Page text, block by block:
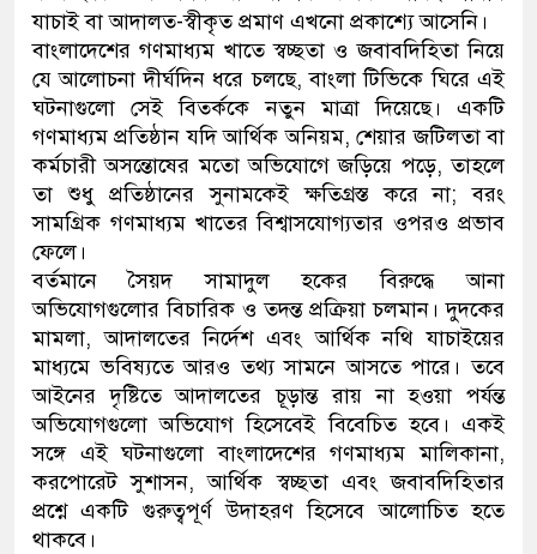
যাচাই বা আদালত-স্বীকৃত প্রমাণ এখনো প্রকাশ্যে আসেনি।
বাংলাদেশের গণমাধ্যম খাতে স্বচ্ছতা ও জবাবদিহিতা নিয়ে
যে আলোচনা দীর্ঘদিন ধরে চলছে, বাংলা টিভিকে ঘিরে এই
ঘটনাগুলো সেই বিতর্ককে নতুন মাত্রা দিয়েছে। একটি
গণমাধ্যম প্রতিষ্ঠান যদি আর্থিক অনিয়ম, শেয়ার জটিলতা বা
কর্মচারী অসন্তোষের মতো অভিযোগে জড়িয়ে পড়ে, তাহলে
তা শুধু প্রতিষ্ঠানের সুনামকেই ক্ষতিগ্রস্ত করে না; বরং
সামগ্রিক গণমাধ্যম খাতের বিশ্বাসযোগ্যতার ওপরও প্রভাব
ফেলে।
বর্তমানে সৈয়দ সামাদুল হকের বিরুদ্ধে আনা
অভিযোগগুলোর বিচারিক ও তদন্ত প্রক্রিয়া চলমান। দুদকের
মামলা, আদালতের নির্দেশ এবং আর্থিক নথি যাচাইয়ের
মাধ্যমে ভবিষ্যতে আরও তথ্য সামনে আসতে পারে। তবে
আইনের দৃষ্টিতে আদালতের চূড়ান্ত রায় না হওয়া পর্যন্ত
অভিযোগগুলো অভিযোগ হিসেবেই বিবেচিত হবে। একই
সঙ্গে এই ঘটনাগুলো বাংলাদেশের গণমাধ্যম মালিকানা,
করপোরেট সুশাসন, আর্থিক স্বচ্ছতা এবং জবাবদিহিতার
প্রশ্নে একটি গুরুত্বপূর্ণ উদাহরণ হিসেবে আলোচিত হতে
থাকবে।